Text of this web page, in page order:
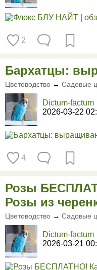
2
Бархатцы:
Цветоводство → Садовые
Dictum-factum
2026-03-22
4
Розы
Розы из
Цветоводство → Садовые
Dictum-factum
2026-03-21